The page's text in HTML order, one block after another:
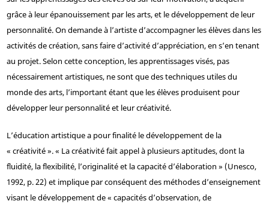
grâce à leur épanouissement par les arts, et le développement de leur
personnalité. On demande à l’artiste d’accompagner les élèves dans les
activités de création, sans faire d’activité d’appréciation, en s’en tenant
au projet. Selon cette conception, les apprentissages visés, pas
nécessairement artistiques, ne sont que des techniques utiles du
monde des arts, l’important étant que les élèves produisent pour
développer leur personnalité et leur créativité.
L’éducation artistique a pour finalité le développement de la
« créativité ». « La créativité fait appel à plusieurs aptitudes, dont la
fluidité, la flexibilité, l’originalité et la capacité d’élaboration » (Unesco,
1992, p. 22) et implique par conséquent des méthodes d’enseignement
visant le développement de « capacités d’observation, de